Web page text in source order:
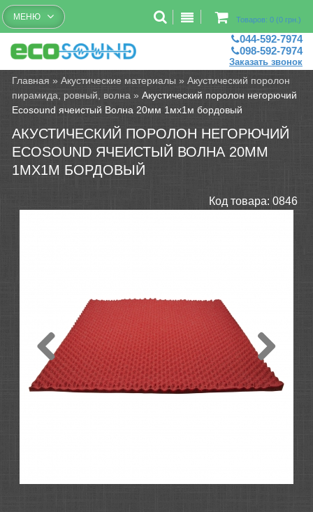
Бесплатный рассчет помещений
Товаров: 0 (0 грн.)
МЕНЮ
044-592-7974
098-592-7974
Заказать звонок
Главная »Акустические материалы »Акустический поролон
пирамида, ровный, волна »Акустический поролон негорючий
Ecosound ячеистый Волна 20мм 1мх1м бордовый
АКУСТИЧЕСКИЙ ПОРОЛОН НЕГОРЮЧИЙ
ECOSOUND ЯЧЕИСТЫЙ ВОЛНА 20ММ
1МХ1М БОРДОВЫЙ
Код товара: 0846